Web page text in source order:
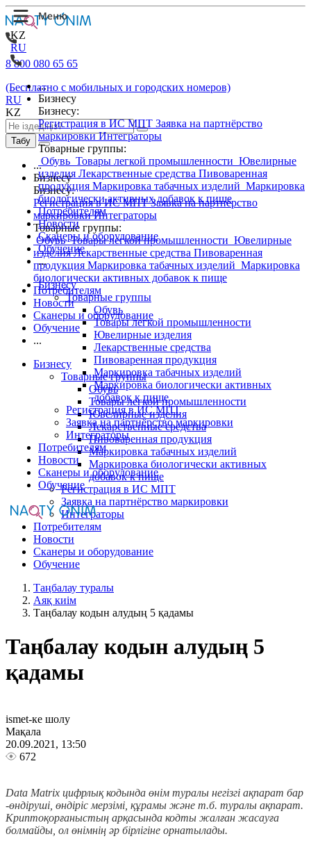
KZ
RU
...
Бизнесу
Бизнесу:
Регистрация в ИС МПТ Заявка на партнёрство
маркировкиИнтеграторы
Товарные группы:
Обувь Товары легкой промышленности Ювелирные
изделия Лекарственные средства Пивоваренная
продукция Маркировка табачных изделий Маркировка
биологически активных добавок к пище
Потребителям
Новости
Сканеры и оборудование
Обучение
...
Бизнесу
Товарные группы
Обувь
Товары легкой промышленности
Ювелирные изделия
Лекарственные средства
Пивоваренная продукция
Маркировка табачных изделий
Маркировка биологически активных
добавок к пище
Регистрация в ИС МПТ
Заявка на партнёрство маркировки
Интеграторы
Потребителям
Новости
Сканеры и оборудование
Обучение
8 800 080 65 65
(Бесплатно с мобильных и городских номеров)
RU
KZ
Табу
...
Бизнесу
Бизнесу:
Регистрация в ИС МПТЗаявка на партнёрство
маркировкиИнтеграторы
Товарные группы:
ОбувьТовары легкой промышленности Ювелирные
изделияЛекарственные средства Пивоваренная
продукция Маркировка табачных изделий Маркировка
биологически активных добавок к пище
Потребителям
Новости
Сканеры и оборудование
Обучение
...
Бизнесу
Товарные группы
Обувь
Товары легкой промышленности
Ювелирные изделия
Лекарственные средства
Пивоваренная продукция
Маркировка табачных изделий
Маркировка биологически активных
добавок к пище
Регистрация в ИС МПТ
Заявка на партнёрство маркировки
Интеграторы
Потребителям
Новости
Сканеры и оборудование
Обучение
Таңбалау туралы
Аяқ киім
Таңбалау кодын алудың 5 қадамы
Таңбалау кодын алудың 5
қадамы
ismet-ке шолу
Мақала
20.09.2021, 13:50
672
Data Matrix цифрлық кодында өнім туралы негізгі ақпарат бар
-өндіруші, өндіріс мерзімі, құрамы және т.б. туралы ақпарат.
Криптоқорғаныстың арқасында кодты жалған жасауға
болмайды, ол өнімнің әр бірлігіне орнатылады.